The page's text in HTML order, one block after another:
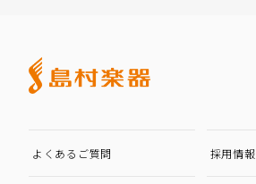
よくあるご質問 採用情報